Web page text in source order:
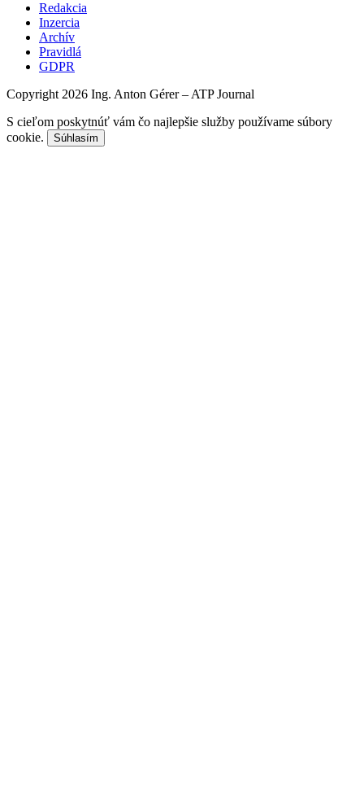
Redakcia
Inzercia
Archív
Pravidlá
GDPR
Copyright 2026 Ing. Anton Gérer – ATP Journal
S cieľom poskytnúť vám čo najlepšie služby používame súbory
cookie.
Súhlasím